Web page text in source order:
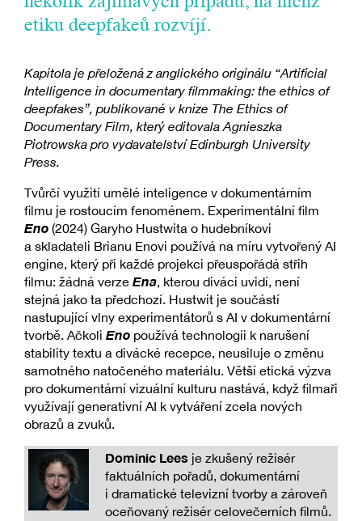
etiku deepfakeů rozvíjí.
Kapitola je přeložená z anglického originálu “Artificial
Intelligence in documentary filmmaking: the ethics of
deepfakes”, publikované v knize The Ethics of
Documentary Film, který editovala Agnieszka
Piotrowska pro vydavatelství Edinburgh University
Press.
Tvůrčí využití umělé inteligence v dokumentárním
filmu je rostoucím fenoménem. Experimentální film
Eno (2024) Garyho Hustwita o hudebníkovi
a skladateli Brianu Enovi používá na míru vytvořený AI
engine, který při každé projekci přeuspořádá střih
filmu: žádná verze Ena, kterou diváci uvidí, není
stejná jako ta předchozí. Hustwit je součástí
nastupující vlny experimentátorů s AI v dokumentární
tvorbě. Ačkoli Eno používá technologii k narušení
stability textu a divácké recepce, neusiluje o změnu
samotného natočeného materiálu. Větší etická výzva
pro dokumentární vizuální kulturu nastává, když filmaři
využívají generativní AI k vytváření zcela nových
obrazů a zvuků.
Dominic Lees je zkušený režisér
faktuálních pořadů, dokumentární
i dramatické televizní tvorby a zároveň
oceňovaný režisér celovečerních filmů.